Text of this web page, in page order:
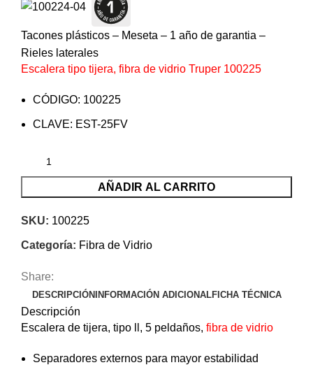
Tacones plásticos – Meseta – 1 año de garantia –
Rieles laterales
Escalera tipo tijera, fibra de vidrio Truper 100225
CÓDIGO: 100225
CLAVE: EST-25FV
AÑADIR AL CARRITO
SKU: 100225
Categoría: Fibra de Vidrio
Share:
DESCRIPCIÓN INFORMACIÓN ADICIONALFICHA TÉCNICA
Descripción
Escalera de tijera, tipo ll, 5 peldaños, fibra de vidrio
Separadores externos para mayor estabilidad